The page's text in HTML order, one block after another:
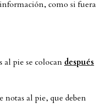
como si fuera
al pie se colocan después
al pie, que deben